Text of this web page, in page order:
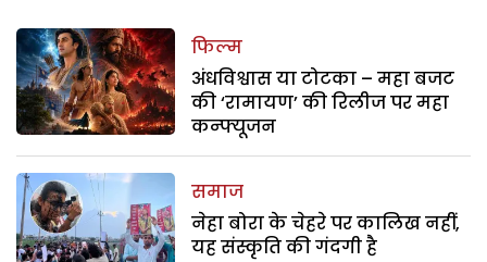
फिल्म
अंधविश्वास या टोटका – महा बजट
की ‘रामायण’ की रिलीज पर महा
कन्फ्यूजन
समाज
नेहा बोरा के चेहरे पर कालिख नहीं,
यह संस्कृति की गंदगी है